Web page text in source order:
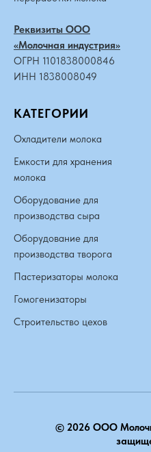
Реквизиты ООО
«Молочная индустрия»
ОГРН 1101838000846
ИНН 1838008049
КАТЕГОРИИ
Охладители молока
Емкости для хранения
молока
Оборудование для
производства сыра
Оборудование для
производства творога
Пастеризаторы молока
Гомогенизаторы
Строительство цехов
© 2026 ООО